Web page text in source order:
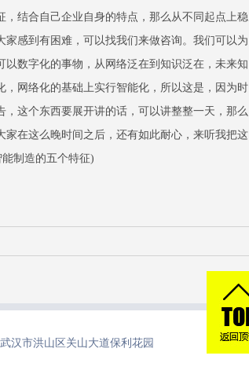
结合自己企业自身的特点，那么从不同起点上稳
感到有困难，可以找我们来做咨询。我们可以为
数字化的事物，从网络泛在到知识泛在，未来知
网络化的基础上实行智能化，所以这是，因为时
这个东西要展开讲的话，可以讲整整一天，那么
在这么晚时间之后，还有如此耐心，来听我把这
制造的五个特征)
汉市洪山区关山大道保利花园